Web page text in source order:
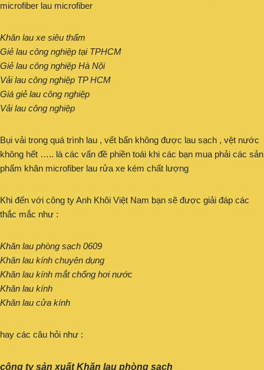
microfiber lau microfiber
Khăn lau xe siêu thấm
Giẻ lau công nghiệp tại TPHCM
Giẻ lau công nghiệp Hà Nội
Vải lau công nghiệp TP HCM
Giá giẻ lau công nghiệp
Vải lau công nghiệp
Bụi vải trong quá trình lau , vết bẩn không được lau sạch , vệt nước
không hết ….. là các vấn đề phiền toái khi các bạn mua phải các sản
phẩm khăn microfiber lau rửa xe kém chất lượng
Khi đến với công ty Anh Khôi Việt Nam bạn sẽ được giải đáp các
thắc mắc như :
Khăn lau phòng sạch 0609
Khăn lau kính chuyên dụng
Khăn lau kính mắt chống hơi nước
Khăn lau kính
Khăn lau cửa kính
hay các câu hỏi như :
công ty sản xuất Khăn lau phòng sạch